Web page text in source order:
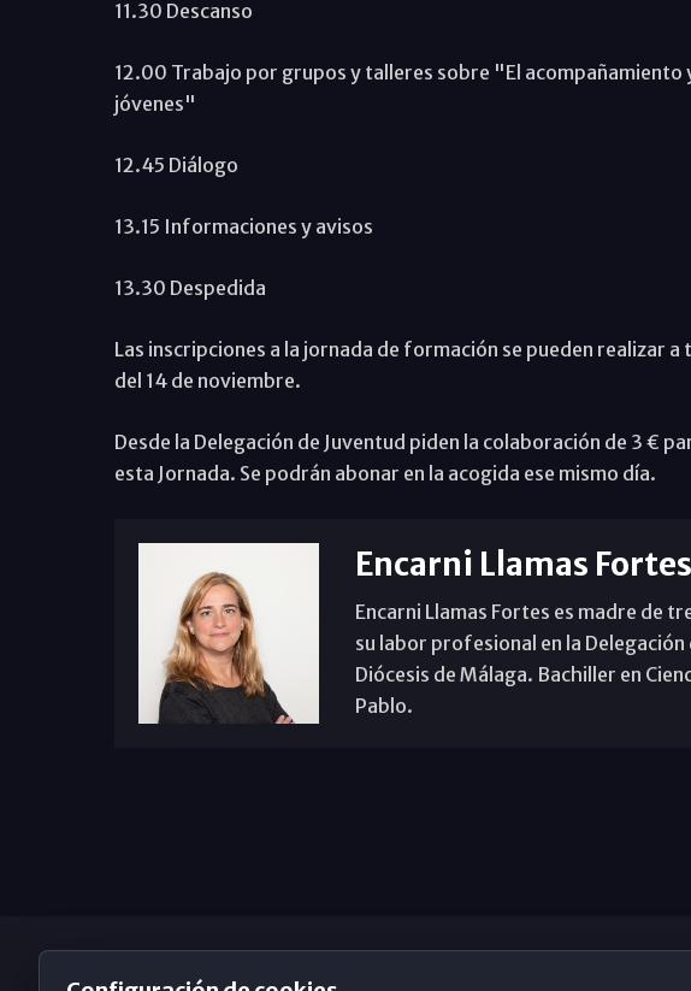
11.30 Descanso
12.00 Trabajo por grupos y talleres sobre "El acompañamiento
jóvenes"
12.45 Diálogo
13.15 Informaciones y avisos
13.30 Despedida
Las inscripciones a la jornada de formación se pueden realizar a
del 14 de noviembre.
Desde la Delegación de Juventud piden la colaboración de 3 €
esta Jornada. Se podrán abonar en la acogida ese mismo día.
Encarni Llamas Fortes
Encarni Llamas Fortes es madre de
su labor profesional en la
Diócesis de Málaga. Bachiller en
Pablo.